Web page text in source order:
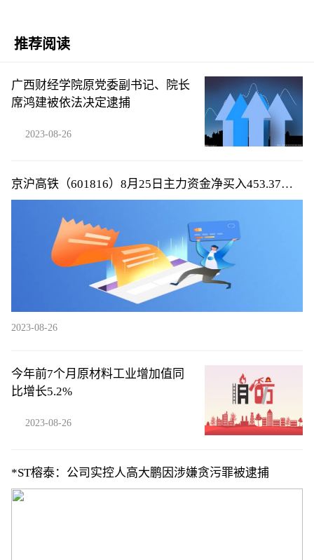
推荐阅读
广西财经学院原党委副书记、院长
席鸿建被依法决定逮捕
2023-08-26
京沪高铁（601816）8月25日主力资金净买入453.37万
元
2023-08-26
今年前7个月原材料工业增加值同
比增长5.2%
2023-08-26
*ST榕泰：公司实控人高大鹏因涉嫌贪污罪被逮捕